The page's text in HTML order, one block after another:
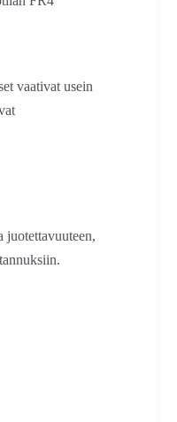
vaativat usein
juotettavuuteen,